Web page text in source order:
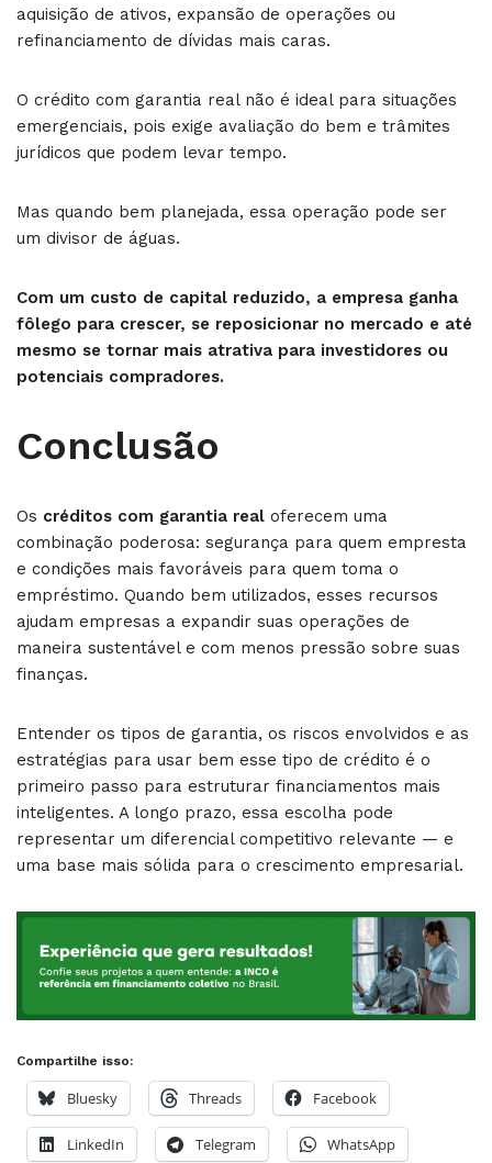
aquisição de ativos, expansão de operações ou
refinanciamento de dívidas mais caras.
O crédito com garantia real não é ideal para situações
emergenciais, pois exige avaliação do bem e trâmites
jurídicos que podem levar tempo.
Mas quando bem planejada, essa operação pode ser
um divisor de águas.
Com um custo de capital reduzido, a empresa ganha
fôlego para crescer, se reposicionar no mercado e até
mesmo se tornar mais atrativa para investidores ou
potenciais compradores.
Conclusão
Os créditos com garantia real oferecem uma
combinação poderosa: segurança para quem empresta
e condições mais favoráveis para quem toma o
empréstimo. Quando bem utilizados, esses recursos
ajudam empresas a expandir suas operações de
maneira sustentável e com menos pressão sobre suas
finanças.
Entender os tipos de garantia, os riscos envolvidos e as
estratégias para usar bem esse tipo de crédito é o
primeiro passo para estruturar financiamentos mais
inteligentes. A longo prazo, essa escolha pode
representar um diferencial competitivo relevante — e
uma base mais sólida para o crescimento empresarial.
Compartilhe isso:
Bluesky Threads Facebook
LinkedIn Telegram WhatsApp